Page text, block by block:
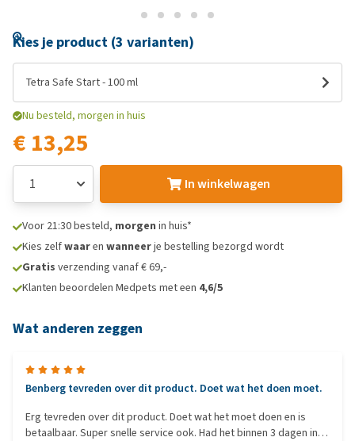
Kies je product (3 varianten)
Tetra Safe Start - 100 ml
Nu besteld, morgen in huis
€ 13,25
In winkelwagen
Voor 21:30 besteld, morgen in huis*
Kies zelfwaaren wanneerje bestelling bezorgd wordt
Gratis verzending vanaf € 69,-
Klanten beoordelen Medpets met een 4,6/5
Wat anderen zeggen
Benberg tevreden over dit product. Doet wat het doen moet.
Erg tevreden over dit product. Doet wat het moet doen en is
betaalbaar. Super snelle service ook. Had het binnen 3 dagen in